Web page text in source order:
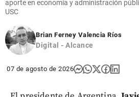
aporte en economía y administración
USC
Brian Ferney Valencia Ríos
Digital - Alcance
07 de agosto de 2026